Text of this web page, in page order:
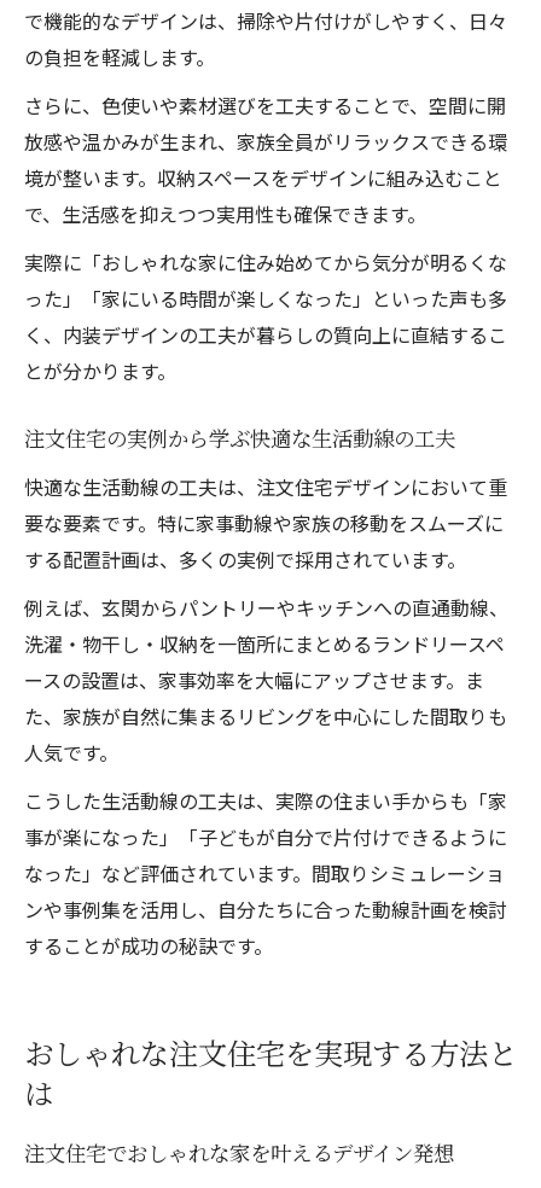
で機能的なデザインは、掃除や片付けがしやすく、日々
の負担を軽減します。
さらに、色使いや素材選びを工夫することで、空間に開
放感や温かみが生まれ、家族全員がリラックスできる環
境が整います。収納スペースをデザインに組み込むこと
で、生活感を抑えつつ実用性も確保できます。
実際に「おしゃれな家に住み始めてから気分が明るくな
った」「家にいる時間が楽しくなった」といった声も多
く、内装デザインの工夫が暮らしの質向上に直結するこ
とが分かります。
注文住宅の実例から学ぶ快適な生活動線の工夫
快適な生活動線の工夫は、注文住宅デザインにおいて重
要な要素です。特に家事動線や家族の移動をスムーズに
する配置計画は、多くの実例で採用されています。
例えば、玄関からパントリーやキッチンへの直通動線、
洗濯・物干し・収納を一箇所にまとめるランドリースペ
ースの設置は、家事効率を大幅にアップさせます。ま
た、家族が自然に集まるリビングを中心にした間取りも
人気です。
こうした生活動線の工夫は、実際の住まい手からも「家
事が楽になった」「子どもが自分で片付けできるように
なった」など評価されています。間取りシミュレーショ
ンや事例集を活用し、自分たちに合った動線計画を検討
することが成功の秘訣です。
おしゃれな注文住宅を実現する方法と
は
注文住宅でおしゃれな家を叶えるデザイン発想